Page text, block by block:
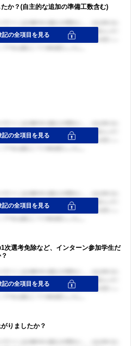
か？(自主的な追加の準備工数含む)
次選考免除など、インターン参加学生だ
りましたか？